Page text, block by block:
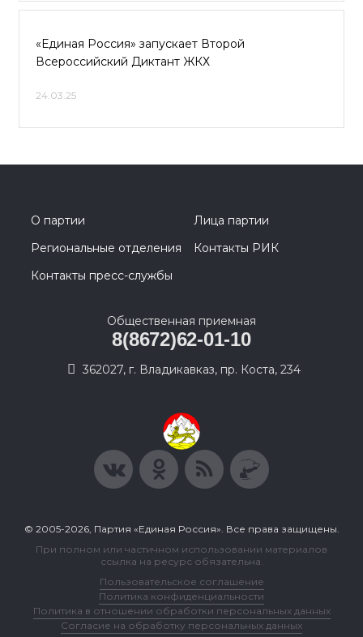
«Единая Россия» запускает Второй
Всероссийский Диктант ЖКХ
24.03.25
О партии
Лица партии
Региональные отделения
Контакты РИК
Контакты пресс-службы
Общественная приемная
8(8672)62-01-10
362027, г. Владикавказ, пр. Коста, 234
© 2005-2026, Партия «Единая Россия». Все права защищены.
При полном или частичном использовании материалов
ссылка на ресурс обязательна.
Пользовательское соглашение
Политика конфиденциальности
Политика в отношении обработки персональных данных
Согласие на обработку персональных данных